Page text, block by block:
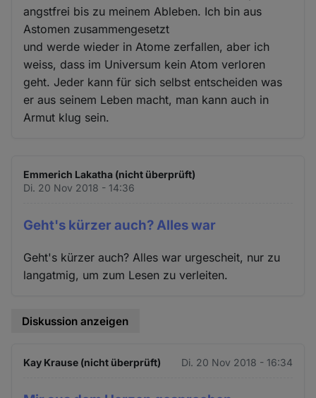
angstfrei bis zu meinem Ableben. Ich bin aus
Astomen zusammengesetzt
und werde wieder in Atome zerfallen, aber ich
weiss, dass im Universum kein Atom verloren
geht. Jeder kann für sich selbst entscheiden was
er aus seinem Leben macht, man kann auch in
Armut klug sein.
Emmerich Lakatha (nicht überprüft)
Di. 20 Nov 2018 - 14:36
Geht's kürzer auch? Alles war
Geht's kürzer auch? Alles war urgescheit, nur zu
langatmig, um zum Lesen zu verleiten.
Diskussion anzeigen
Kay Krause (nicht überprüft) Di. 20 Nov 2018 - 16:34